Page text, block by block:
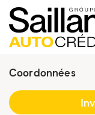
Coordonnées
Présentement